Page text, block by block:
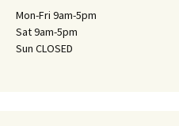
Mon-Fri 9am-5pm
Sat 9am-5pm
Sun CLOSED